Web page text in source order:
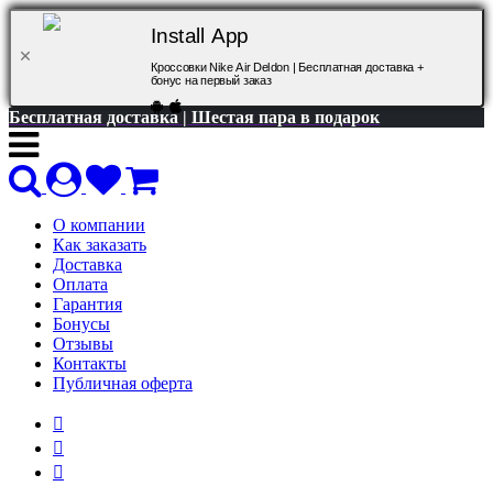
Install App
Кроссовки Nike Air Deldon | Бесплатная доставка +
бонус на первый заказ
Бесплатная доставка | Шестая пара в подарок
О компании
Как заказать
Доставка
Оплата
Гарантия
Бонусы
Отзывы
Контакты
Публичная оферта